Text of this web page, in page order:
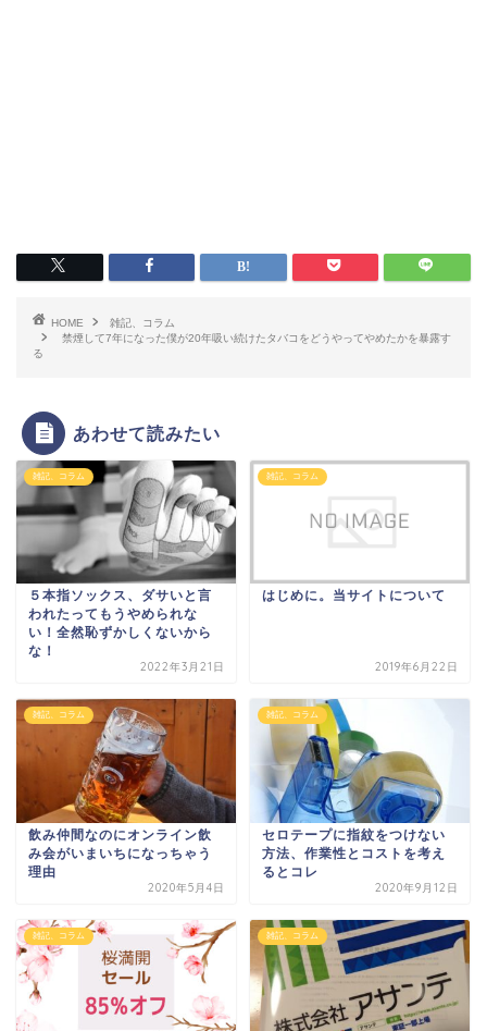
HOME
雑記、コラム
禁煙して7年になった僕が20年吸い続けたタバコをどうやってやめたかを暴露す
る
あわせて読みたい
雑記、コラム
５本指ソックス、ダサいと言
われたってもうやめられな
い！全然恥ずかしくないから
な！
2022年3月21日
雑記、コラム
はじめに。当サイトについて
2019年6月22日
雑記、コラム
飲み仲間なのにオンライン飲
み会がいまいちになっちゃう
理由
2020年5月4日
雑記、コラム
セロテープに指紋をつけない
方法、作業性とコストを考え
るとコレ
2020年9月12日
雑記、コラム 雑記、コラム